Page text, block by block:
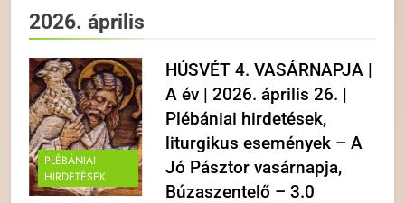
2026. április
PLÉBÁNIAI
HIRDETÉSEK
HÚSVÉT 4. VASÁRNAPJA |
A év | 2026. április 26. |
Plébániai hirdetések,
liturgikus események – A
Jó Pásztor vasárnapja,
Búzaszentelő – 3.0